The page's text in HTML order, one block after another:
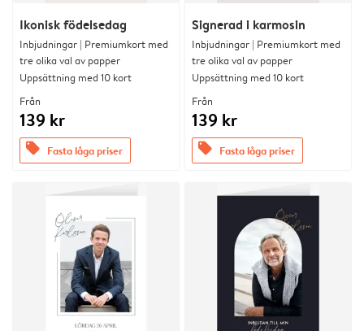
Ikonisk födelsedag
Inbjudningar | Premiumkort med
tre olika val av papper
Uppsättning med 10 kort
Från
139 kr
offers Fasta låga priser
Signerad i karmosin
Inbjudningar | Premiumkort med
tre olika val av papper
Uppsättning med 10 kort
Från
139 kr
offers Fasta låga priser